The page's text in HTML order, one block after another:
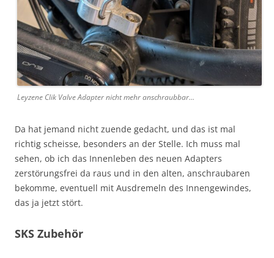
Leyzene Clik Valve Adapter nicht mehr anschraubbar…
Da hat jemand nicht zuende gedacht, und das ist mal
richtig scheisse, besonders an der Stelle. Ich muss mal
sehen, ob ich das Innenleben des neuen Adapters
zerstörungsfrei da raus und in den alten, anschraubaren
bekomme, eventuell mit Ausdremeln des Innengewindes,
das ja jetzt stört.
SKS Zubehör